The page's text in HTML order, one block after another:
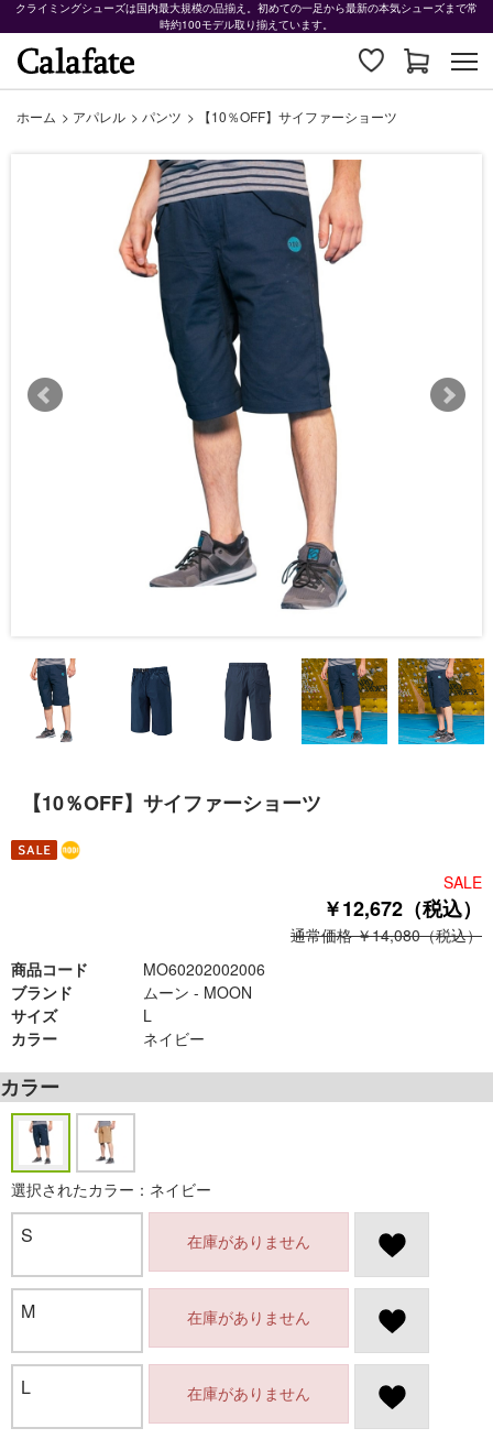
クライミングシューズは国内最大規模の品揃え。初めての一足から最新の本気シューズまで常
時約100モデル取り揃えています。
ホーム > アパレル > パンツ > 【10％OFF】サイファーショーツ
【10％OFF】サイファーショーツ
SALE
￥12,672（税込）
通常価格 ￥14,080（税込）
商品コード
MO60202002006
ブランド
ムーン - MOON
サイズ
L
カラー
ネイビー
カラー
選択されたカラー：ネイビー
S 在庫がありません
M 在庫がありません
L 在庫がありません